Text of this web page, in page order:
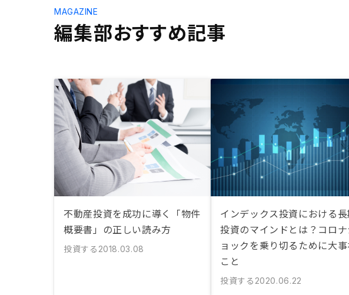
編集部おすすめ記事
MAGAZINE
不動産投資を成功に導く「物件
概要書」の正しい読み方
投資する 2018.03.08
インデックス投資における長
投資のマインドとは？コロナ
ョックを乗り切るために大事
こと
投資する 2020.06.22